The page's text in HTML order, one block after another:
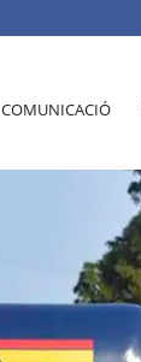
COMUNICACIÓ